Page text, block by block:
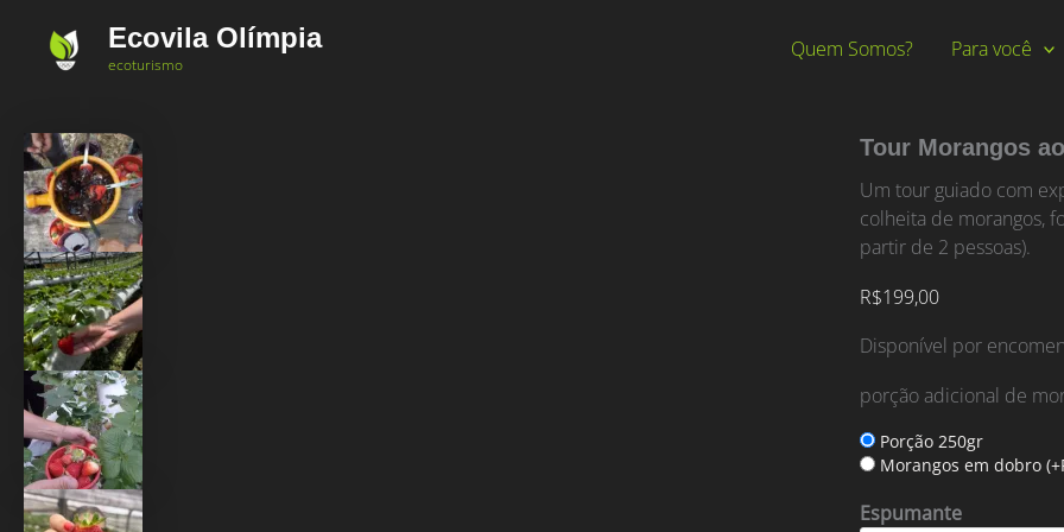
Ecovila Olímpia
ecoturismo
Quem Somos? Para você
Tour Morangos
Um tour guiado com
colheita de morangos,
partir de 2 pessoas).
R$199,00
Disponível por
porção adicional de
Porção 250gr
Morangos em dobro(+
Espumante